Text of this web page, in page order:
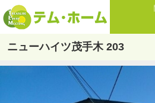
ニューハイツ茂手木 203